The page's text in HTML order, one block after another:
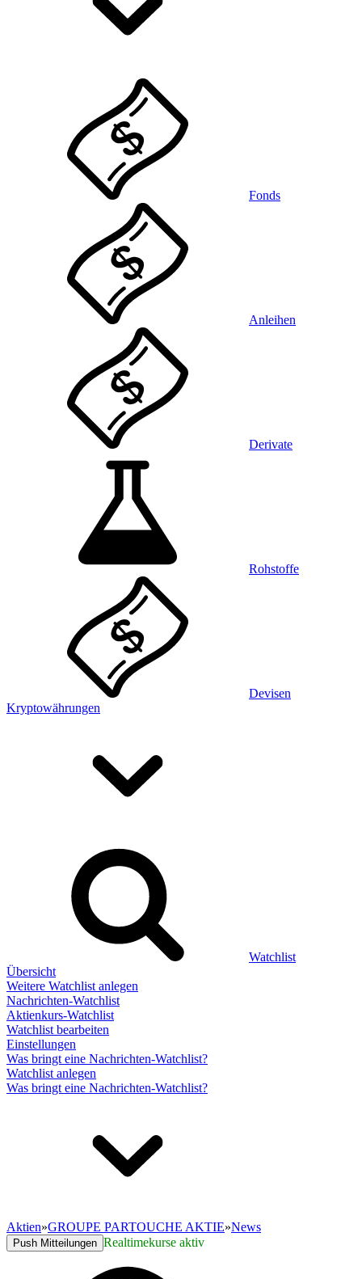
Fonds
Anleihen
Derivate
Rohstoffe
Devisen
Kryptowährungen
Watchlist
Übersicht
Weitere Watchlist anlegen
Nachrichten-Watchlist
Aktienkurs-Watchlist
Watchlist bearbeiten
Einstellungen
Was bringt eine Nachrichten-Watchlist?
Watchlist anlegen
Was bringt eine Nachrichten-Watchlist?
Aktien»GROUPE PARTOUCHE AKTIE»News
Push Mitteilungen Realtimekurse aktiv